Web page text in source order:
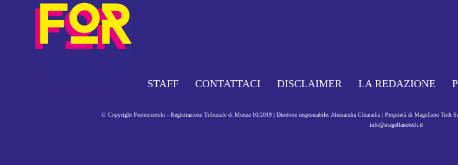
STAFF CONTATTACI DISCLAIMER LA REDAZIONE
© Copyright FortementeIn - Registrazione Tribunale di Monza 10/2019 | Direttore responsabile: Alessandra Chiaradia | Proprietà di Magellano
info@magellanotech.it